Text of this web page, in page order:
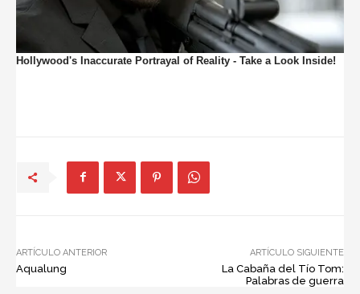
ARTÍCULO ANTERIOR
Aqualung
ARTÍCULO SIGUIENTE
La Cabaña del Tío Tom:
Palabras de guerra